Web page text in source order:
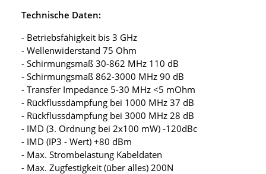
Technische Daten:
- Betriebsfähigkeit bis 3 GHz
- Wellenwiderstand 75 Ohm
- Schirmungsmaß 30-862 MHz 110 dB
- Schirmungsmaß 862-3000 MHz 90 dB
- Transfer Impedance 5-30 MHz <5 mOhm
- Rückflussdämpfung bei 1000 MHz 37 dB
- Rückflussdämpfung bei 3000 MHz 28 dB
- IMD (3. Ordnung bei 2x100 mW) -120dBc
- IMD (IP3 - Wert) +80 dBm
- Max. Strombelastung Kabeldaten
- Max. Zugfestigkeit (über alles) 200N